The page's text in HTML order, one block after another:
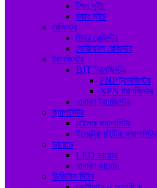
টগল সুইচ
রকার সুইচ
রেজিস্টর
স্থির রেজিস্টর
ভেরিয়েবল রেজিস্টর
ট্রানজিস্টর
BJT ট্রানজিস্টর
PNP ট্রানজিস্টর
NPN ট্রানজিস্টর
সাধারণ ট্রানজিস্টর
ক্যাপাসিটর
মাইলার ক্যাপাসিটর
ইলেক্ট্রোলাইটিক ক্যাপাসিটর
ডায়োড
LED ডায়োড
সাধারণ ডায়োড
ডিজিটাল মিটার